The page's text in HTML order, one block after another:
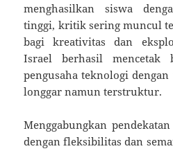
menghasilkan siswa
tinggi, kritik sering muncul
bagi kreativitas dan
Israel berhasil mencetak
pengusaha teknologi
longgar namun terstruktur.
Menggabungkan
dengan fleksibilitas dan